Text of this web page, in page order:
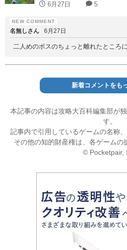
6月27日 5
名無しさん 6月27日
二人めのボスのちょっと離れたところ
新着コメントをも
本記事の内容は攻略大百科編集部が
す。
記事内で引用しているゲームの名称
その他の知的財産権は、各ゲームの
© Pocketpair,